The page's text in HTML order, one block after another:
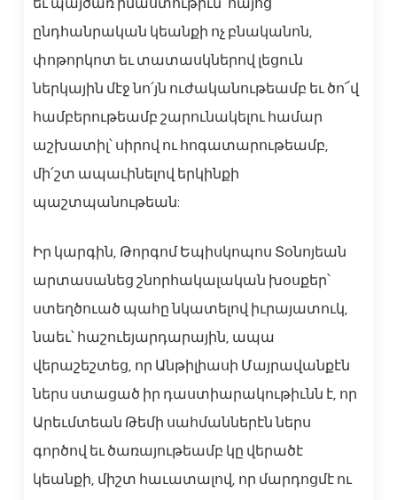
եւ պայծառ իմաստութիւն՝ հայոց
ընդհանրական կեանքի ոչ բնականոն,
փոթորկոտ եւ տատասկներով լեցուն
ներկային մէջ նո՛յն ուժականութեամբ եւ ծո՜վ
համբերութեամբ շարունակելու համար
աշխատիլ՝ սիրով ու հոգատարութեամբ,
մի՛շտ ապաւինելով երկինքի
պաշտպանութեան:
Իր կարգին, Թորգոմ Եպիսկոպոս Տօնոյեան
արտասանեց շնորհակալական խօսքեր՝
ստեղծուած պահը նկատելով իւրայատուկ,
նաեւ՝ հաշուեյարդարային, ապա
վերաշեշտեց, որ Անթիլիասի Մայրավանքէն
ներս ստացած իր դաստիարակութիւնն է, որ
Արեւմտեան Թեմի սահմաններէն ներս
գործով եւ ծառայութեամբ կը վերածէ
կեանքի, միշտ հաւատալով, որ մարդոցմէ ու